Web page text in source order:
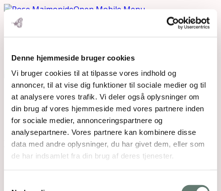
Denne hjemmeside bruger cookies
Vi bruger cookies til at tilpasse vores indhold og
annoncer, til at vise dig funktioner til sociale medier og til
at analysere vores trafik. Vi deler også oplysninger om
din brug af vores hjemmeside med vores partnere inden
for sociale medier, annonceringspartnere og
analysepartnere. Vores partnere kan kombinere disse
data med andre oplysninger, du har givet dem, eller som
de har indsamlet fra din brug af deres tjenester.
Open Mobile Menu
mandler featured image
Downloads :full (300x200)|thumbnail (150x150)
Copyright 2026 – Rose Maimonide. All Rights